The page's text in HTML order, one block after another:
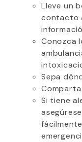
Lleve un
contacto
Conozca
Sepa
Si tiene